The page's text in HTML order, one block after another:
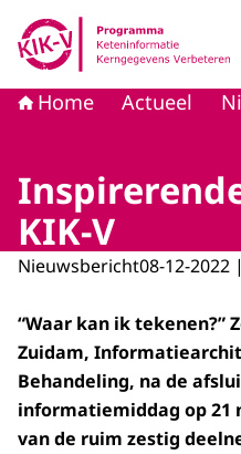
Naar de homepage van
Home Actueel
KIK-V
Nieuwsbericht08-12-2022
“Waar kan ik tekenen?”
Zuidam,
Behandeling, na de
informatiemiddag op 21
van de ruim zestig